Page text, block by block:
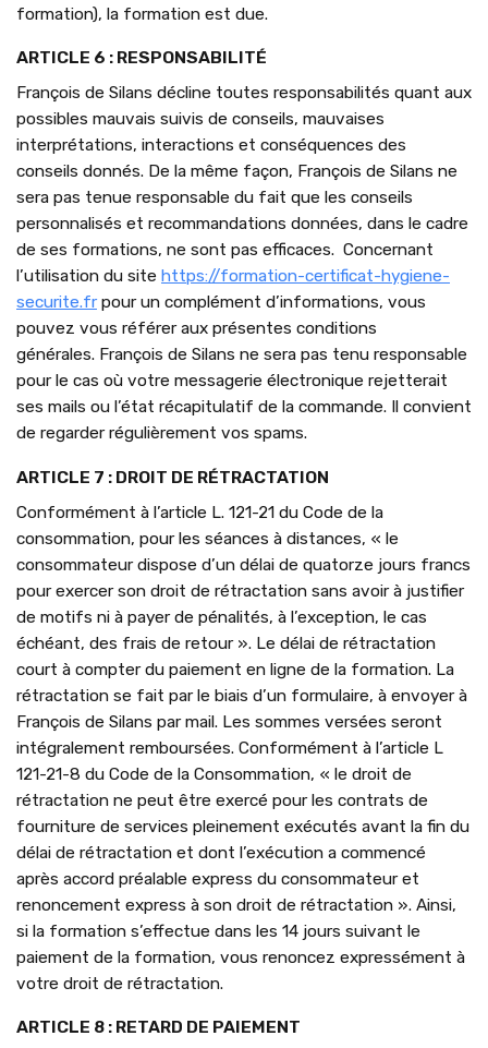
formation), la formation est due.
ARTICLE 6 : RESPONSABILITÉ
François de Silans décline toutes responsabilités quant aux
possibles mauvais suivis de conseils, mauvaises
interprétations, interactions et conséquences des
conseils donnés. De la même façon, François de Silans ne
sera pas tenue responsable du fait que les conseils
personnalisés et recommandations données, dans le cadre
de ses formations, ne sont pas efficaces. Concernant
l’utilisation du site https://formation-certificat-hygiene-
securite.frpour un complément d’informations, vous
pouvez vous référer aux présentes conditions
générales. François de Silans ne sera pas tenu responsable
pour le cas où votre messagerie électronique rejetterait
ses mails ou l’état récapitulatif de la commande. Il convient
de regarder régulièrement vos spams.
ARTICLE 7 : DROIT DE RÉTRACTATION
Conformément à l’article L. 121-21 du Code de la
consommation, pour les séances à distances, « le
consommateur dispose d’un délai de quatorze jours francs
pour exercer son droit de rétractation sans avoir à justifier
de motifs ni à payer de pénalités, à l’exception, le cas
échéant, des frais de retour ». Le délai de rétractation
court à compter du paiement en ligne de la formation. La
rétractation se fait par le biais d’un formulaire, à envoyer à
François de Silans par mail. Les sommes versées seront
intégralement remboursées. Conformément à l’article L
121-21-8 du Code de la Consommation, « le droit de
rétractation ne peut être exercé pour les contrats de
fourniture de services pleinement exécutés avant la fin du
délai de rétractation et dont l’exécution a commencé
après accord préalable express du consommateur et
renoncement express à son droit de rétractation ». Ainsi,
si la formation s’effectue dans les 14 jours suivant le
paiement de la formation, vous renoncez expressément à
votre droit de rétractation.
ARTICLE 8 : RETARD DE PAIEMENT